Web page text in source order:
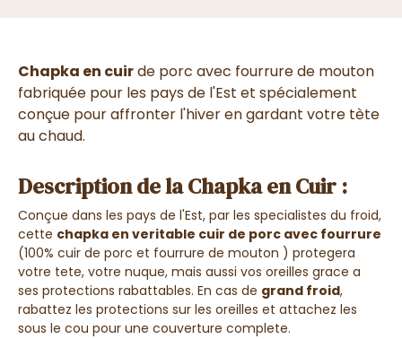
Chapka en cuirde porc avec fourrure de mouton
fabriquée pour les pays de l'Est et spécialement
conçue pour affronter l'hiver en gardant votre tète
au chaud.
Description de la Chapka en Cuir :
Conçue dans les pays de l'Est, par les specialistes du froid,
cette chapka en veritable cuir de porc avec fourrure
(100% cuir de porc et fourrure de mouton ) protegera
votre tete, votre nuque, mais aussi vos oreilles grace a
ses protections rabattables. En cas de grand froid,
rabattez les protections sur les oreilles et attachez les
sous le cou pour une couverture complete.